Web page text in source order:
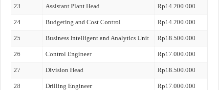
23 Assistant Plant Head Rp14.200.000
24 Budgeting and Cost Control Rp14.200.000
25 Business Intelligent and Analytics Unit Rp18.500.000
26 Control Engineer Rp17.000.000
27 Division Head Rp18.500.000
28 Drilling Engineer Rp17.000.000